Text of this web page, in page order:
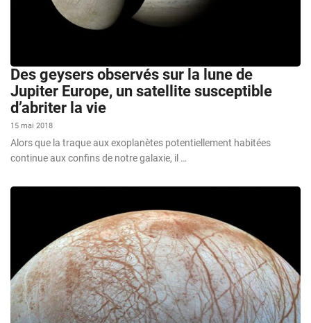
Des geysers observés sur la lune de
Jupiter Europe, un satellite susceptible
d’abriter la vie
15 mai 2018
Alors que la traque aux exoplanètes potentiellement habitées
continue aux confins de notre galaxie, il …